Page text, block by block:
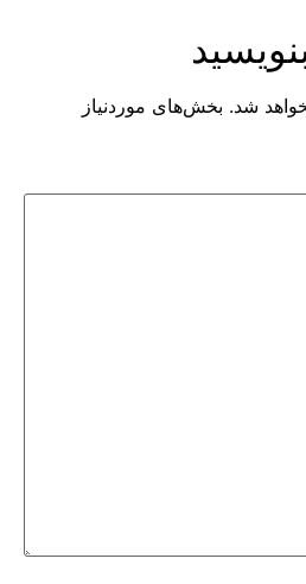
شد. بخش‌های موردنیاز